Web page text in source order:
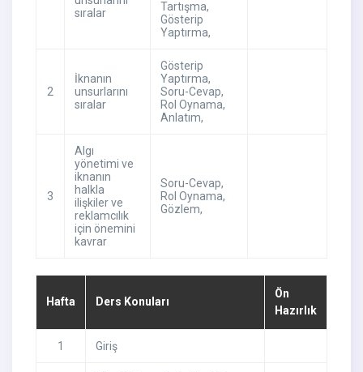
sıralar
Tartışma,
Gösterip
Yaptırma,
2
İknanın
unsurlarını
sıralar
Gösterip
Yaptırma,
Soru-Cevap,
Rol Oynama,
Anlatım,
3
Algı
yönetimi ve
iknanın
halkla
ilişkiler ve
reklamcılık
için önemini
kavrar
Soru-Cevap,
Rol Oynama,
Gözlem,
Hafta Ders Konuları
Ön
Hazırlık
1 Giriş